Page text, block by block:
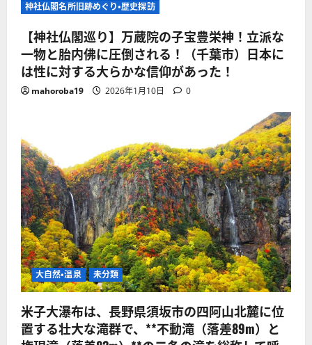
神社仏閣名所旧跡めぐり・歴史探訪
【神社仏閣巡り】万蔵院の子宝豊栄神！立派な
一物と胎内佛に圧倒される！（千葉市）日本に
は性に対する大らかな信仰があった！
mahoroba19 2026年1月10日 0
大自然・温泉 未分類
米子大瀑布は、長野県須坂市の四阿山北麓に位
置する壮大な滝群で、**不動滝（落差89m）と